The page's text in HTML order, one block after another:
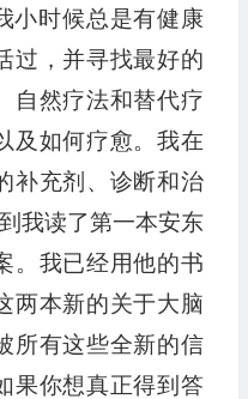
时候总是有健康
过，并寻找最好的
自然疗法和替代疗
及如何疗愈。我在
补充剂、诊断和治
我读了第一本安东
。我已经用他的书
两本新的关于大脑
所有这些全新的信
果你想真正得到答